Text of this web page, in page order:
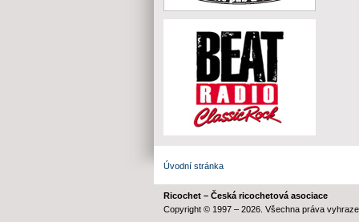
Úvodní stránka
Ricochet – Česká ricochetová asociace
Copyright © 1997 – 2026. Všechna práva